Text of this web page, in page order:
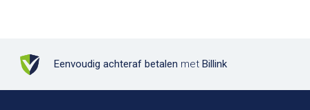
Eenvoudig achteraf betalen met Billink